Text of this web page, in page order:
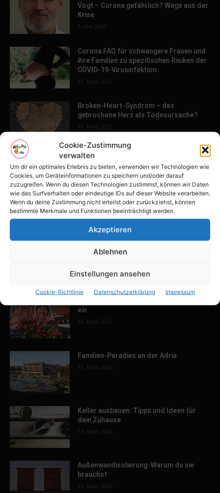
Cookie-Zustimmung
verwalten
Um dir ein optimales Erlebnis zu bieten, verwenden wir Technologien wie
Cookies, um Geräteinformationen zu speichern und/oder darauf
zuzugreifen. Wenn du diesen Technologien zustimmst, können wir Daten
wie das Surfverhalten oder eindeutige IDs auf dieser Website verarbeiten.
Wenn du deine Zustimmung nicht erteilst oder zurückziehst, können
bestimmte Merkmale und Funktionen beeinträchtigt werden.
Akzeptieren
Ablehnen
Einstellungen ansehen
Cookie-Richtlinie Datenschutzerklärung Impressum
Vogt – Corona gefährlich? Wege aus der
Krise
5. Mai 2020
Corona FAQ für schwangere Frauen und
ihre Familien zu spezifischen Risiken der
COVID-19-Virusinfektion
21. April 2020
Broken-Heart-Syndrom – das
gebrochene Herz als Todesursache?
18. März 2021
4 Phasen der Finanzkrise – Erst Phase 2
– Was Dich bei der letzten Phase
erwartet!
21. April 2020
Weil du mir gehörst – die ARD macht
durch ihren Film Eltern-Kind-
Entfremdung der Öffentlichkeit sichtbar
ein
16. April 2026
Familien-Paradies an der Adria
31. März 2026
Keller ausbauen: Tipps und Ideen für
dein Zuhause
13. März 2026
Außenwandisolierung: Warum du sie
brauchst
12. März 2026